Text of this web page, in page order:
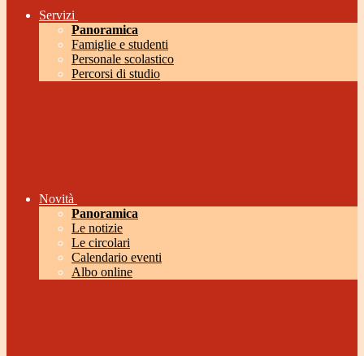
Servizi
Panoramica
Famiglie e studenti
Personale scolastico
Percorsi di studio
Novità
Panoramica
Le notizie
Le circolari
Calendario eventi
Albo online